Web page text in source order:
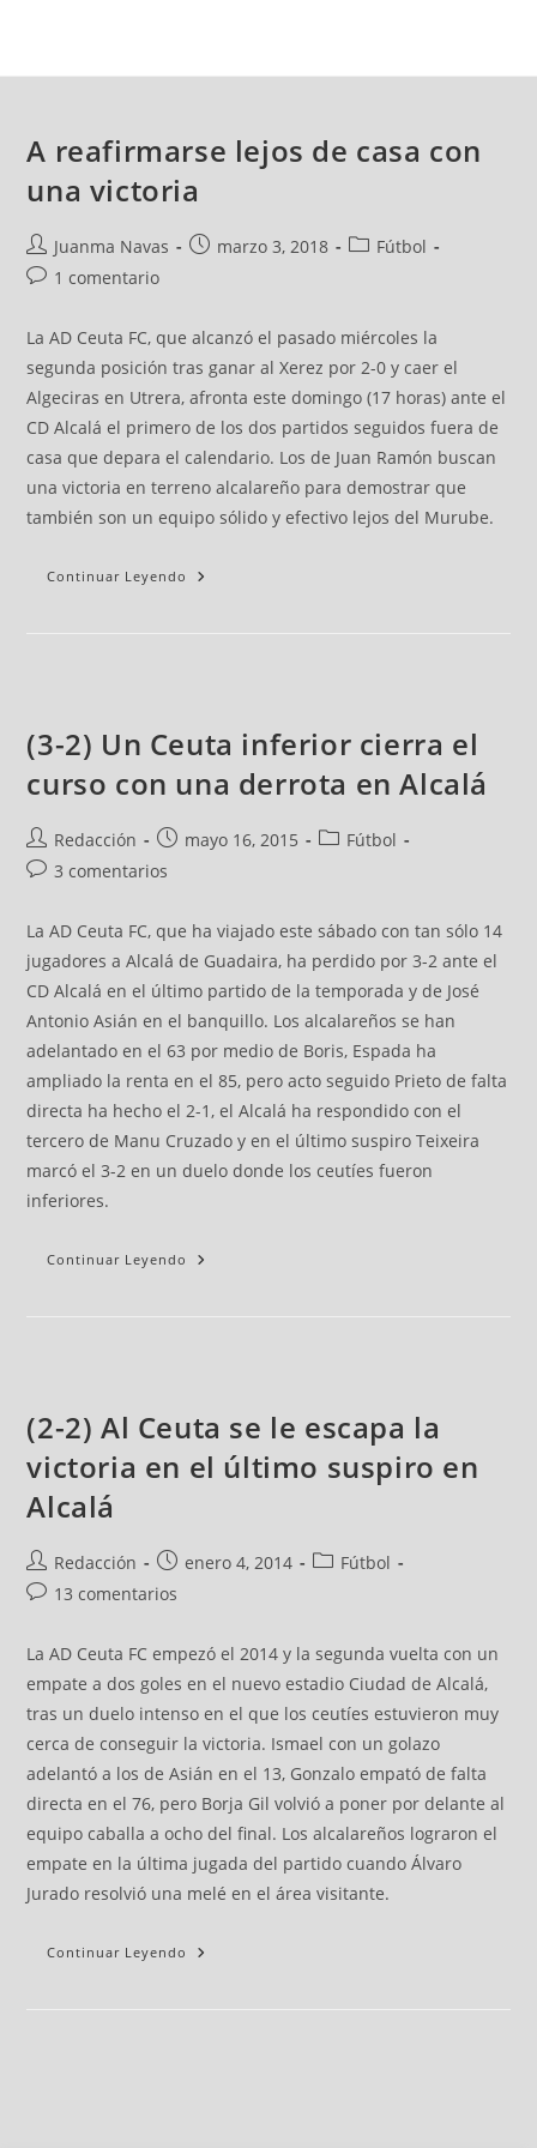
A reafirmarse lejos de casa con
una victoria
Juanma Navas marzo 3, 2018
Fútbol
1 comentario
La AD Ceuta FC, que alcanzó el pasado miércoles la
segunda posición tras ganar al Xerez por 2-0 y caer el
Algeciras en Utrera, afronta este domingo (17 horas) ante el
CD Alcalá el primero de los dos partidos seguidos fuera de
casa que depara el calendario. Los de Juan Ramón buscan
una victoria en terreno alcalareño para demostrar que
también son un equipo sólido y efectivo lejos del Murube.
Continuar Leyendo
(3-2) Un Ceuta inferior cierra el
curso con una derrota en Alcalá
Redacción mayo 16, 2015
Fútbol
3 comentarios
La AD Ceuta FC, que ha viajado este sábado con tan sólo 14
jugadores a Alcalá de Guadaira, ha perdido por 3-2 ante el
CD Alcalá en el último partido de la temporada y de José
Antonio Asián en el banquillo. Los alcalareños se han
adelantado en el 63 por medio de Boris, Espada ha
ampliado la renta en el 85, pero acto seguido Prieto de falta
directa ha hecho el 2-1, el Alcalá ha respondido con el
tercero de Manu Cruzado y en el último suspiro Teixeira
marcó el 3-2 en un duelo donde los ceutíes fueron
inferiores.
Continuar Leyendo
(2-2) Al Ceuta se le escapa la
victoria en el último suspiro en
Alcalá
Redacción enero 4, 2014
Fútbol
13 comentarios
La AD Ceuta FC empezó el 2014 y la segunda vuelta con un
empate a dos goles en el nuevo estadio Ciudad de Alcalá,
tras un duelo intenso en el que los ceutíes estuvieron muy
cerca de conseguir la victoria. Ismael con un golazo
adelantó a los de Asián en el 13, Gonzalo empató de falta
directa en el 76, pero Borja Gil volvió a poner por delante al
equipo caballa a ocho del final. Los alcalareños lograron el
empate en la última jugada del partido cuando Álvaro
Jurado resolvió una melé en el área visitante.
Continuar Leyendo